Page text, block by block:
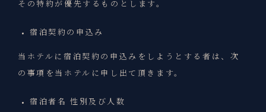
その特約が優先するものとします。
宿泊契約の申込み
当ホテルに宿泊契約の申込みをしようとする者は、次
の事項を当ホテルに申し出て頂きます。
宿泊者名 性別及び人数